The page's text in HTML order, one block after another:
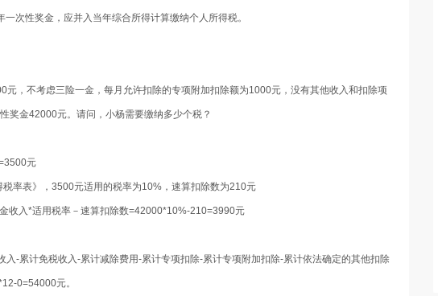
次性奖金，应并入当年综合所得计算缴纳个人所得税。
，不考虑三险一金，每月允许扣除的专项附加扣除额为1000元，没有其他收入和扣除项
奖金42000元。请问，小杨需要缴纳多少个税？
元
率表》，3500元适用的税率为10%，速算扣除数为210元
收入*适用税率－速算扣除数=42000*10%-210=3990元
入-累计免税收入-累计减除费用-累计专项扣除-累计专项附加扣除-累计依法确定的其他扣除
0=54000元。